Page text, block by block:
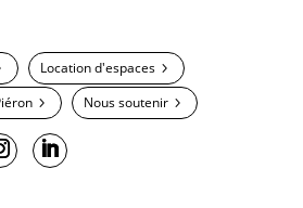
Location d'espaces
Nous soutenir